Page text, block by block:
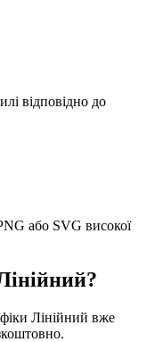
відповідно до
або SVG високої
Лінійний вже